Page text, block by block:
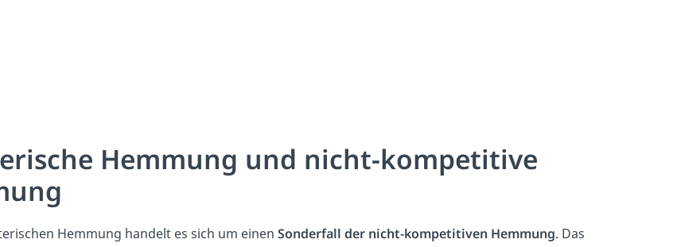
Hemmung und nicht-kompetitive
Hemmung handelt es sich um einen Sonderfall der nicht-kompetitiven Hemmung. Das